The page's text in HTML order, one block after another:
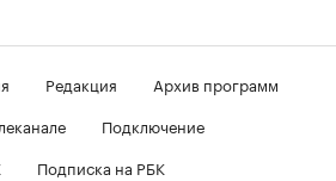
Редакция
Архив программ
Подключение
Подписка на РБК